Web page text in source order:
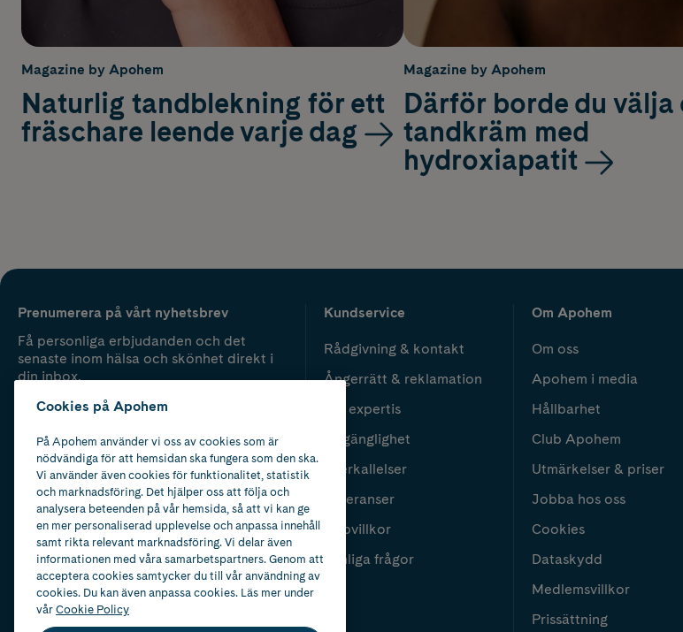
Magazine by Apohem
Naturlig tandblekning för ett
fräschare leende varje dag
Magazine by Apohem
Därför borde du välja
tandkräm med
hydroxiapatit
Prenumerera på vårt nyhetsbrev
Få personliga erbjudanden och det
senaste inom hälsa och skönhet direkt i
din inbox.
Kundservice
Rådgivning & kontakt
Ångerrätt & reklamation
Vår expertis
Tillgänglighet
Återkallelser
Leveranser
Köpvillkor
Vanliga frågor
Om Apohem
Om oss
Apohem i media
Hållbarhet
Club Apohem
Utmärkelser & priser
Jobba hos oss
Cookies
Dataskydd
Medlemsvillkor
Prissättning
Cookies på Apohem
På Apohem använder vi oss av cookies som är
nödvändiga för att hemsidan ska fungera som den ska.
Vi använder även cookies för funktionalitet, statistik
och marknadsföring. Det hjälper oss att följa och
analysera beteenden på vår hemsida, så att vi kan ge
en mer personaliserad upplevelse och anpassa innehåll
samt rikta relevant marknadsföring. Vi delar även
informationen med våra samarbetspartners. Genom att
acceptera cookies samtycker du till vår användning av
cookies. Du kan även anpassa cookies. Läs mer under
vårCookie Policy